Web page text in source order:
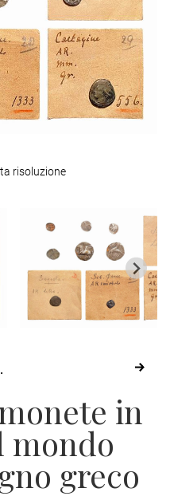
risoluzione
in
mondo
greco